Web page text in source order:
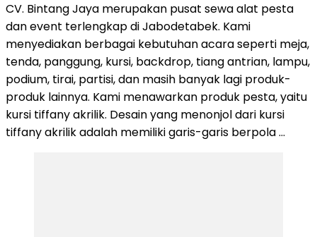
CV. Bintang Jaya merupakan pusat sewa alat pesta
dan event terlengkap di Jabodetabek. Kami
menyediakan berbagai kebutuhan acara seperti meja,
tenda, panggung, kursi, backdrop, tiang antrian, lampu,
podium, tirai, partisi, dan masih banyak lagi produk-
produk lainnya. Kami menawarkan produk pesta, yaitu
kursi tiffany akrilik. Desain yang menonjol dari kursi
tiffany akrilik adalah memiliki garis-garis berpola …